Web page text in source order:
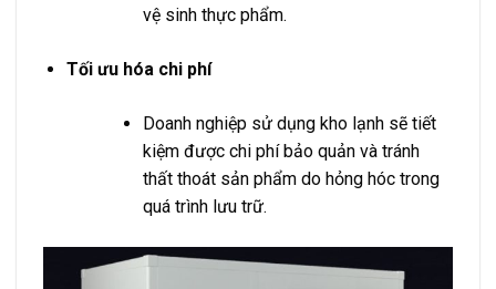
vệ sinh thực phẩm.
Tối ưu hóa chi phí
Doanh nghiệp sử dụng kho lạnh sẽ tiết
kiệm được chi phí bảo quản và tránh
thất thoát sản phẩm do hỏng hóc trong
quá trình lưu trữ.